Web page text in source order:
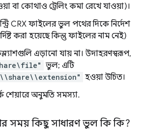
বা কোথাও ট্রেলিং কমা রেখে যাওয়া)।
CRX ফাইলের ভুল পথের দিকে নির্দেশ
করা হয়েছে কিন্তু ফাইলের নাম নেই)
এড়ানো যায় না। উদাহরণস্বরূপ,
ভুল; এটি
হওয়া উচিত।
শেয়ারে অনুমতি সমস্যা.
সময় কিছু সাধারণ ভুল কি কি?